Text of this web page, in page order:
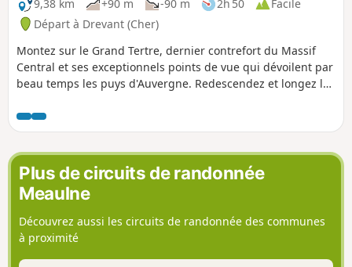
9,38 km
+90 m -90 m 2h 50
Facile
Départ à Drevant (Cher)
Montez sur le Grand Tertre, dernier contrefort du Massif
Central et ses exceptionnels points de vue qui dévoilent par
beau temps les puys d'Auvergne. Redescendez et longez le
de Drevant.
Plus de circuits de randonnée
Meaulne
Découvrez aussi les circuits de randonnée des communes
à proximité